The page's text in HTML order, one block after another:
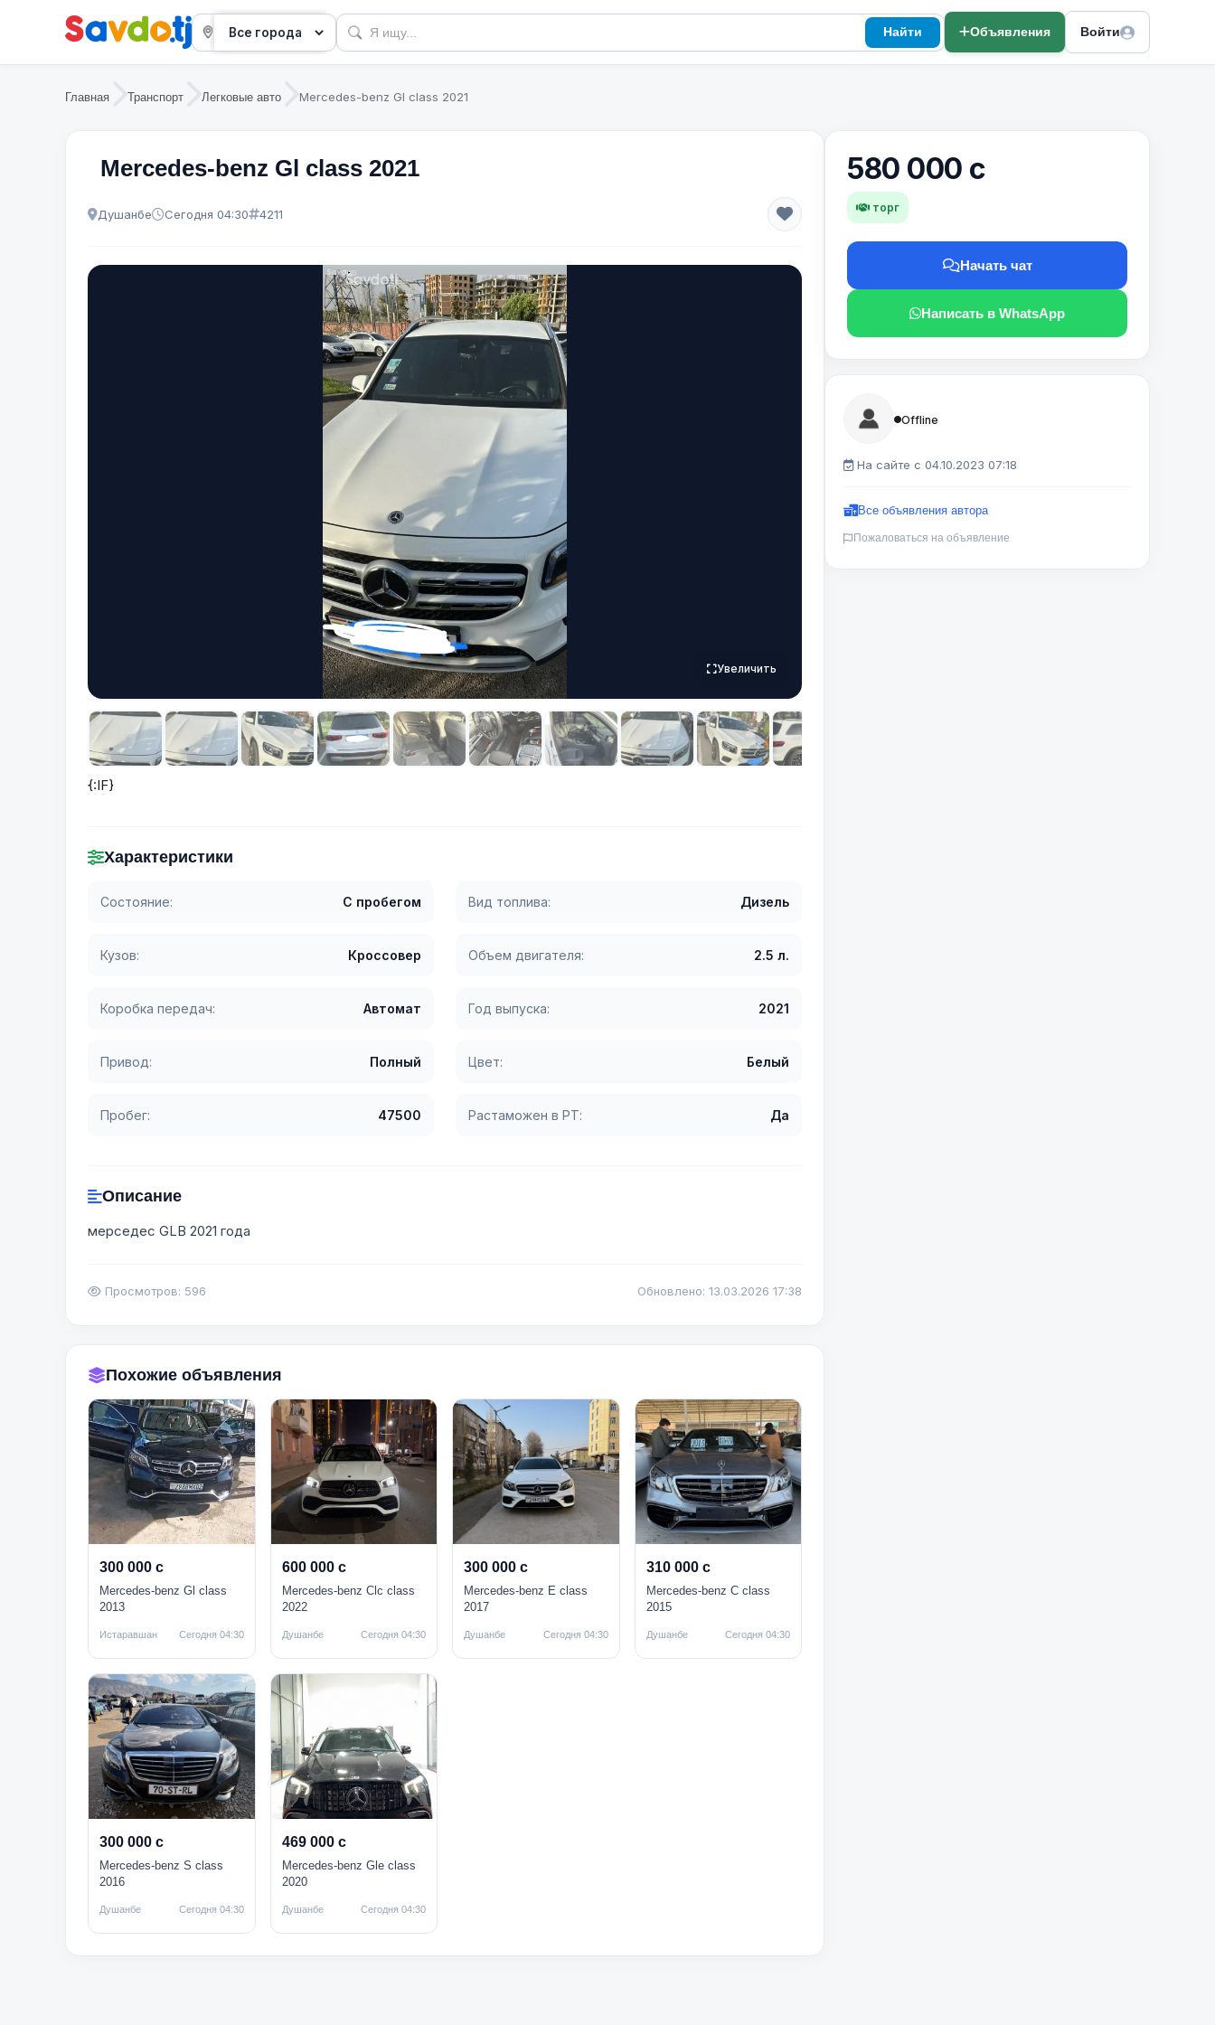
Найти Объявления Войти
Главная Транспорт Легковые авто Mercedes-benz Gl class 2021
Mercedes-benz Gl class 2021
Душанбе Сегодня 04:30 4211
Увеличить
{:IF}
Характеристики
Состояние: С пробегом Вид топлива: Дизель
Кузов: Кроссовер Объем двигателя: 2.5 л.
Коробка передач: Автомат Год выпуска: 2021
Привод: Полный Цвет: Белый
Пробег: 47500 Растаможен в РТ: Да
Описание
мерседес GLB 2021 года
Просмотров: 596 Обновлено: 13.03.2026 17:38
Похожие объявления
300 000 с
Mercedes-benz Gl class
2013
Истаравшан Сегодня 04:30
600 000 с
Mercedes-benz Clc class
2022
Душанбе Сегодня 04:30
300 000 с
Mercedes-benz E class
2017
Душанбе Сегодня 04:30
310 000 с
Mercedes-benz C class
2015
Душанбе Сегодня 04:30
300 000 с
Mercedes-benz S class
2016
Душанбе Сегодня 04:30
469 000 с
Mercedes-benz Gle class
2020
Душанбе Сегодня 04:30
580 000 с
торг
Начать чат
Написать в WhatsApp
Offline
На сайте с 04.10.2023 07:18
Все объявления автора
Пожаловаться на объявление